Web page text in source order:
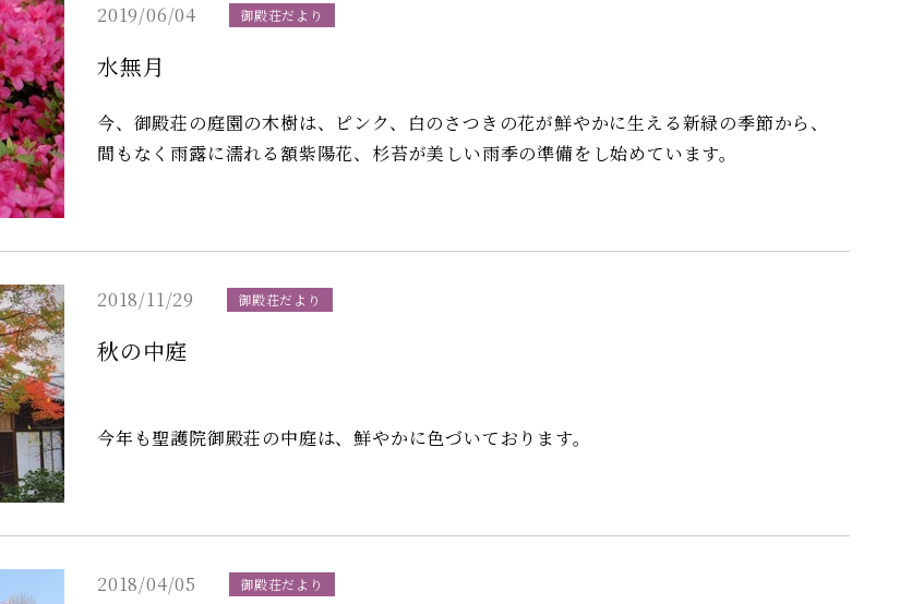
2019/06/04 御殿荘だより
水無月
今、御殿荘の庭園の木樹は、ピンク、白のさつきの花が鮮やかに生える新緑の季節から、
間もなく雨露に濡れる額紫陽花、杉苔が美しい雨季の準備をし始めています。
2018/11/29 御殿荘だより
秋の中庭
今年も聖護院御殿荘の中庭は、鮮やかに色づいております。
2018/04/05 御殿荘だより